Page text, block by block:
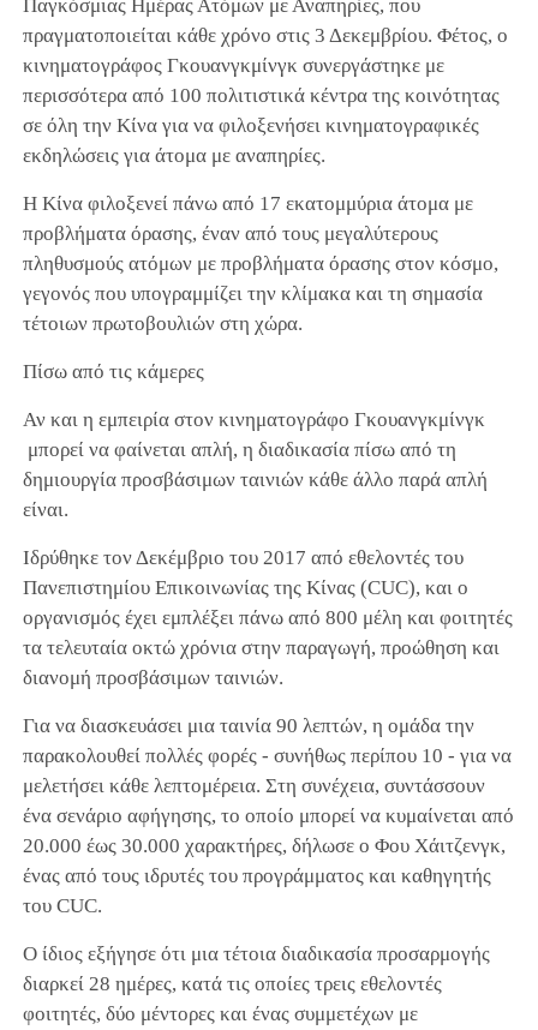
Παγκόσμιας Ημέρας Ατόμων με Αναπηρίες, που
πραγματοποιείται κάθε χρόνο στις 3 Δεκεμβρίου. Φέτος, ο
κινηματογράφος Γκουανγκμίνγκ συνεργάστηκε με
περισσότερα από 100 πολιτιστικά κέντρα της κοινότητας
σε όλη την Κίνα για να φιλοξενήσει κινηματογραφικές
εκδηλώσεις για άτομα με αναπηρίες.
Η Κίνα φιλοξενεί πάνω από 17 εκατομμύρια άτομα με
προβλήματα όρασης, έναν από τους μεγαλύτερους
πληθυσμούς ατόμων με προβλήματα όρασης στον κόσμο,
γεγονός που υπογραμμίζει την κλίμακα και τη σημασία
τέτοιων πρωτοβουλιών στη χώρα.
Πίσω από τις κάμερες
Αν και η εμπειρία στον κινηματογράφο Γκουανγκμίνγκ
μπορεί να φαίνεται απλή, η διαδικασία πίσω από τη
δημιουργία προσβάσιμων ταινιών κάθε άλλο παρά απλή
είναι.
Ιδρύθηκε τον Δεκέμβριο του 2017 από εθελοντές του
Πανεπιστημίου Επικοινωνίας της Κίνας (CUC), και ο
οργανισμός έχει εμπλέξει πάνω από 800 μέλη και φοιτητές
τα τελευταία οκτώ χρόνια στην παραγωγή, προώθηση και
διανομή προσβάσιμων ταινιών.
Για να διασκευάσει μια ταινία 90 λεπτών, η ομάδα την
παρακολουθεί πολλές φορές - συνήθως περίπου 10 - για να
μελετήσει κάθε λεπτομέρεια. Στη συνέχεια, συντάσσουν
ένα σενάριο αφήγησης, το οποίο μπορεί να κυμαίνεται από
20.000 έως 30.000 χαρακτήρες, δήλωσε ο Φου Χάιτζενγκ,
ένας από τους ιδρυτές του προγράμματος και καθηγητής
του CUC.
Ο ίδιος εξήγησε ότι μια τέτοια διαδικασία προσαρμογής
διαρκεί 28 ημέρες, κατά τις οποίες τρεις εθελοντές
φοιτητές, δύο μέντορες και ένας συμμετέχων με